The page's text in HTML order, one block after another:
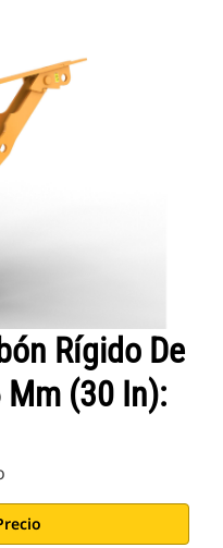
Rígido De
Mm (30 In):